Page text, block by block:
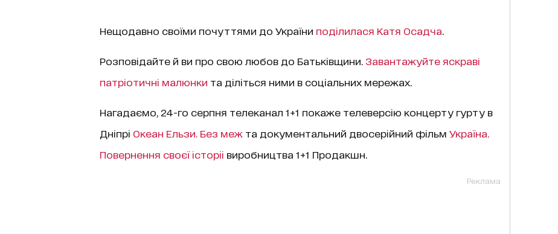
Нещодавно своїми почуттями до України поділилася Катя Осадча
Розповідайте й ви про свою любов до Батьківщини. Завантажуйте яскраві
патріотичні малюнки та діліться ними в соціальних мережах.
Нагадаємо, 24-го серпня телеканал 1+1 покаже телеверсію концерту гурту в
Дніпрі Океан Ельзи. Без межта документальний двосерійний фільм Україна.
Повернення своєї історіі виробництва 1+1 Продакшн.
Реклама